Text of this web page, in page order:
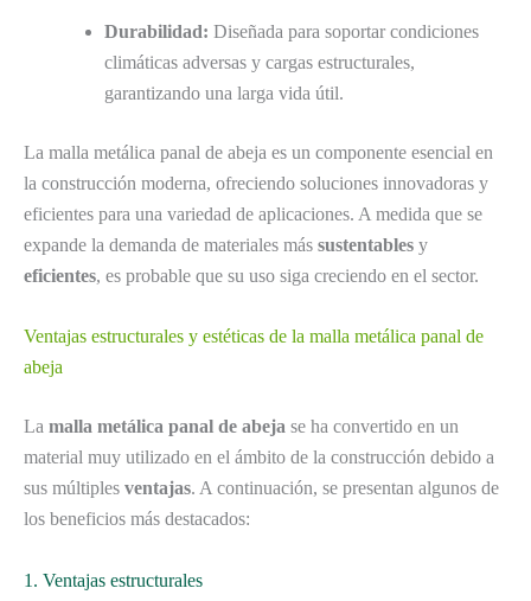
Durabilidad: Diseñada para soportar condiciones
climáticas adversas y cargas estructurales,
garantizando una larga vida útil.
La malla metálica panal de abeja es un componente esencial en
la construcción moderna, ofreciendo soluciones innovadoras y
eficientes para una variedad de aplicaciones. A medida que se
expande la demanda de materiales más sustentables y
eficientes, es probable que su uso siga creciendo en el sector.
Ventajas estructurales y estéticas de la malla metálica panal de
abeja
La malla metálica panal de abeja se ha convertido en un
material muy utilizado en el ámbito de la construcción debido a
sus múltiples ventajas. A continuación, se presentan algunos de
los beneficios más destacados:
1. Ventajas estructurales